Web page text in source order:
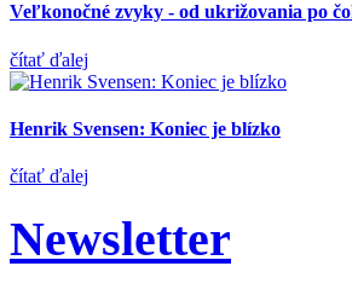
Veľkonočné zvyky - od ukrižovania po
čítať ďalej
Henrik Svensen: Koniec je blízko
čítať ďalej
Newsletter